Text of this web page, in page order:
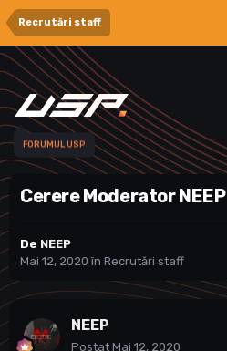
Recrutări staff
FORUMUL USP
Cerere Moderator NEEP
De NEEP
Mai 12, 2020 în Recrutări staff
NEEP
Postat Mai 12, 2020